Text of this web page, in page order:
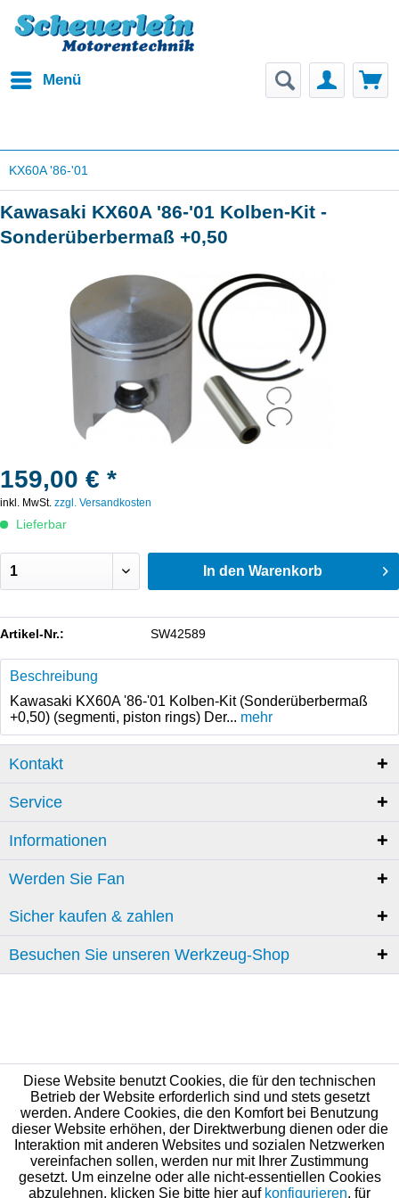
Menü
KX60A '86-'01
Kawasaki KX60A '86-'01 Kolben-Kit -
Sonderüberbermaß +0,50
159,00 € *
inkl. MwSt. zzgl. Versandkosten
Lieferbar
In den Warenkorb
Artikel-Nr.: SW42589
Beschreibung
Kawasaki KX60A '86-'01 Kolben-Kit (Sonderüberbermaß
+0,50) (segmenti, piston rings) Der... mehr
Kontakt
Service
Informationen
Werden Sie Fan
Sicher kaufen & zahlen
Besuchen Sie unseren Werkzeug-Shop
Diese Website benutzt Cookies, die für den technischen
Betrieb der Website erforderlich sind und stets gesetzt
werden. Andere Cookies, die den Komfort bei Benutzung
dieser Website erhöhen, der Direktwerbung dienen oder die
Interaktion mit anderen Websites und sozialen Netzwerken
vereinfachen sollen, werden nur mit Ihrer Zustimmung
gesetzt. Um einzelne oder alle nicht-essentiellen Cookies
abzulehnen, klicken Sie bitte hier auf konfigurieren, für